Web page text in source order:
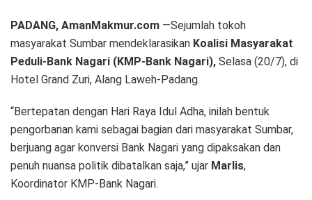
PADANG, AmanMakmur.com —Sejumlah tokoh
masyarakat Sumbar mendeklarasikan Koalisi Masyarakat
Peduli-Bank Nagari (KMP-Bank Nagari), Selasa (20/7), di
Hotel Grand Zuri, Alang Laweh-Padang.
“Bertepatan dengan Hari Raya Idul Adha, inilah bentuk
pengorbanan kami sebagai bagian dari masyarakat Sumbar,
berjuang agar konversi Bank Nagari yang dipaksakan dan
penuh nuansa politik dibatalkan saja,” ujar Marlis,
Koordinator KMP-Bank Nagari.